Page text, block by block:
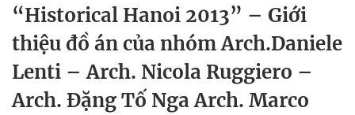
“Historical Hanoi 2013” – Giới
thiệu đồ án của nhóm Arch.Daniele
Lenti – Arch. Nicola Ruggiero –
Arch. Đặng Tố Nga Arch. Marco